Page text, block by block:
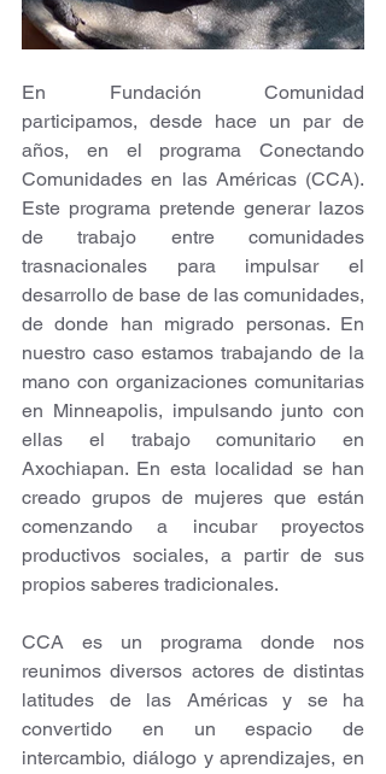
En Fundación Comunidad
participamos, desde hace un par de
años, en el programa Conectando
Comunidades en las Américas (CCA).
Este programa pretende generar lazos
de trabajo entre comunidades
trasnacionales para impulsar el
desarrollo de base de las comunidades,
de donde han migrado personas. En
nuestro caso estamos trabajando de la
mano con organizaciones comunitarias
en Minneapolis, impulsando junto con
ellas el trabajo comunitario en
Axochiapan. En esta localidad se han
creado grupos de mujeres que están
comenzando a incubar proyectos
productivos sociales, a partir de sus
propios saberes tradicionales.
CCA es un programa donde nos
reunimos diversos actores de distintas
latitudes de las Américas y se ha
convertido en un espacio de
intercambio, diálogo y aprendizajes, en